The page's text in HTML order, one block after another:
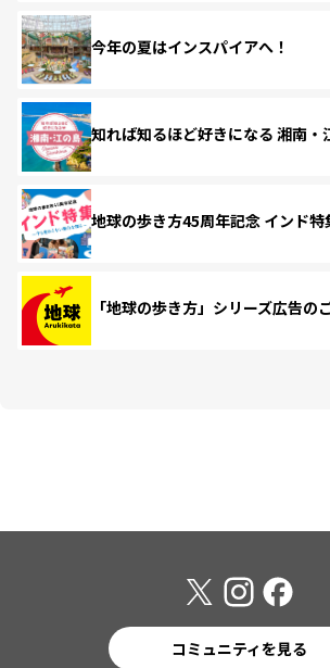
今年の夏はインスパイアへ！
知れば知るほど好きになる 湘南・
地球の歩き方45周年記念 インド特
「地球の歩き方」シリーズ広告の
コミュニティを見る